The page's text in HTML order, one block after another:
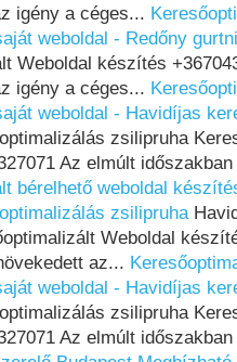
igény a céges...
weboldal - Redőny
Weboldal készítés
igény a céges...
weboldal - Havidíjas
zsilipruha
Az elmúlt
bérelhető weboldal
zsilipruha
Weboldal
az...
weboldal - Havidíjas
zsilipruha
Az elmúlt